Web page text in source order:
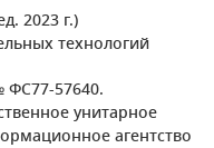
2023 г.)
технологий
ФС77-57640.
унитарное
агентство